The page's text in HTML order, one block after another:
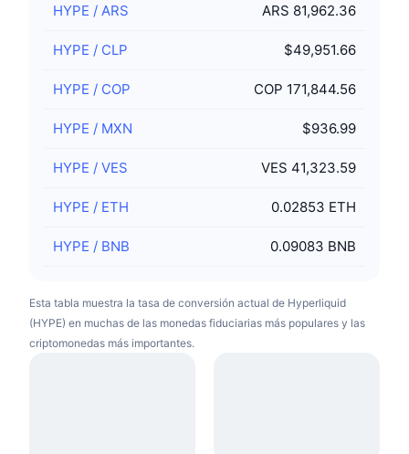
HYPE / ARS ARS 81,962.36
HYPE / CLP $49,951.66
HYPE / COP COP 171,844.56
HYPE / MXN $936.99
HYPE / VES VES 41,323.59
HYPE / ETH 0.02853 ETH
HYPE / BNB 0.09083 BNB
Esta tabla muestra la tasa de conversión actual de Hyperliquid
(HYPE) en muchas de las monedas fiduciarias más populares y las
criptomonedas más importantes.